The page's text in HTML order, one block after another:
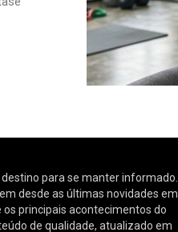
para se manter informado.
desde as últimas novidades em
principais acontecimentos do
de qualidade, atualizado em